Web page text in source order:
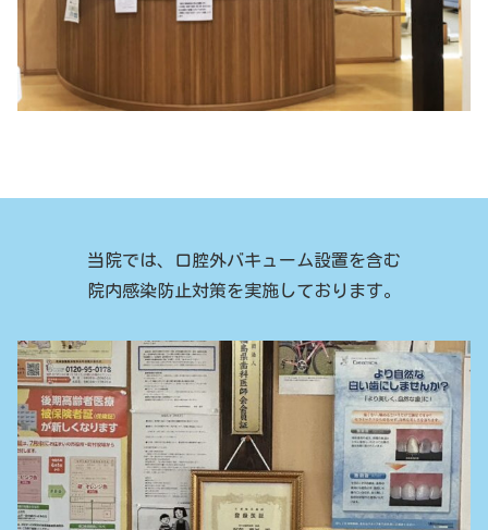
当院では、口腔外バキューム設置を含む
院内感染防止対策を実施しております。